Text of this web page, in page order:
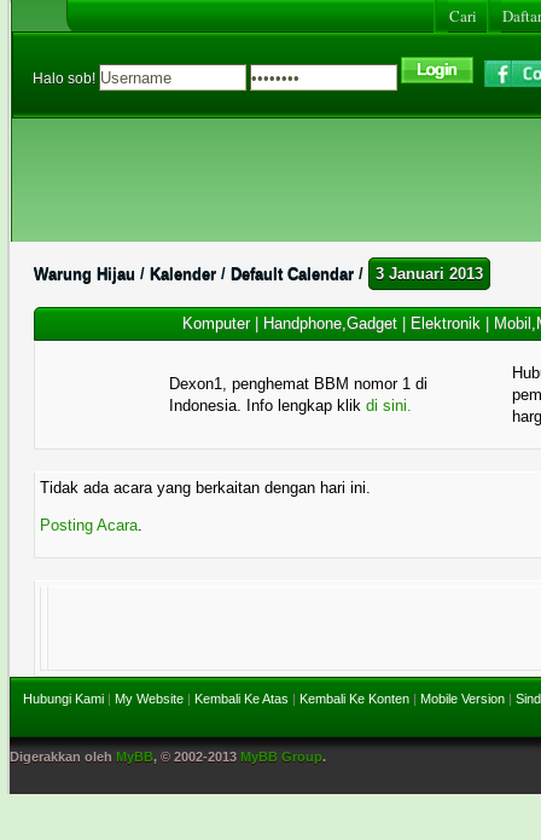
Cari
Halo sob!
Warung Hijau / Kalender / Default Calendar / 3 Januari 2013
Komputer| Handphone,Gadget| Elektronik|
Dexon1, penghemat BBM nomor 1 di
Indonesia. Info lengkap klik di sini.
Tidak ada acara yang berkaitan dengan hari ini.
Posting Acara.
Hubungi Kami | My Website | Kembali Ke Atas | Kembali Ke Konten | Mobile Version |
Digerakkan oleh MyBB, © 2002-2013 MyBB Group.